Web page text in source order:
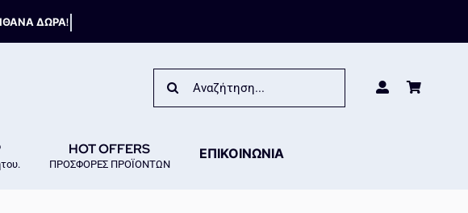
Search
HOT OFFERS
ΠΡΟΣΦΟΡΕΣ ΠΡΟΪΟΝΤΩΝ
ΕΠΙΚΟΙΝΩΝΙΑ